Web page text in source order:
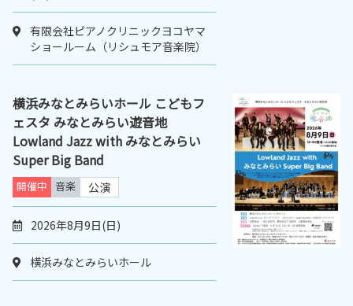
有限会社ピアノクリニックヨコヤマ
ショールーム（リシュモア音楽院）
横浜みなとみらいホール こどもフ
ェスタ みなとみらい遊音地
Lowland Jazz with みなとみらい
Super Big Band
開催中 音楽 公演
2026年8月9日(日)
横浜みなとみらいホール